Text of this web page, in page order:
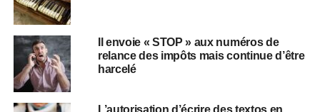
Il envoie « STOP » aux numéros de
relance des impôts mais continue d’être
harcelé
L’autorisation d’écrire des textos en